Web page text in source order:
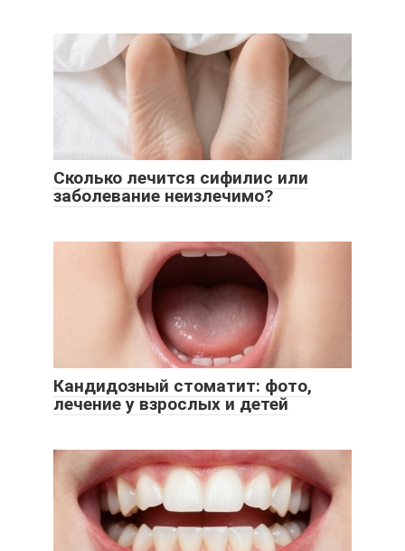
Сколько лечится сифилис или
заболевание неизлечимо?
Кандидозный стоматит: фото,
лечение у взрослых и детей